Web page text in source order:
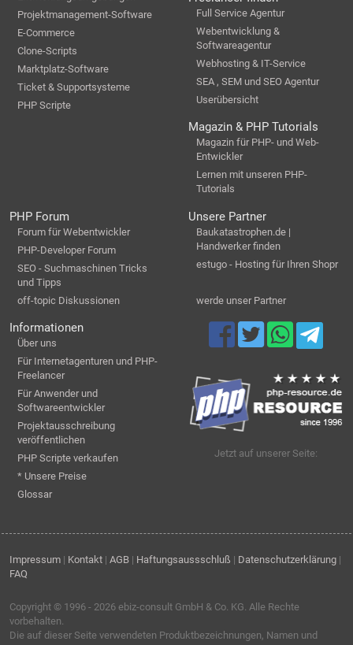
Projektmanagement-Software
E-Commerce
Clone-Scripts
Marktplatz-Software
Ticket & Supportsysteme
PHP Scripte
Full Service Agentur
Webentwicklung &
Softwareagentur
Webhosting & IT-Service
SEA , SEM und SEO Agentur
Userübersicht
Magazin & PHP Tutorials
Magazin für PHP- und Web-
Entwickler
Lernen mit unseren PHP-
Tutorials
PHP Forum
Forum für Webentwickler
PHP-Developer Forum
SEO - Suchmaschinen Tricks
und Tipps
off-topic Diskussionen
Unsere Partner
Baukatastrophen.de |
Handwerker finden
estugo - Hosting für Ihren Shopr
werde unser Partner
Informationen
Über uns
Für Internetagenturen und PHP-
Freelancer
Für Anwender und
Softwareentwickler
Projektausschreibung
veröffentlichen
PHP Scripte verkaufen
* Unsere Preise
Glossar
Jetzt auf unserer Seite:
Impressum | Kontakt | AGB | Haftungsaussschluß | Datenschutzerklärung |
FAQ
Copyright © 1996 - 2026 ebiz-consult GmbH & Co. KG . Alle Rechte
vorbehalten.
Die auf dieser Seite verwendeten Produktbezeichnungen, Namen und